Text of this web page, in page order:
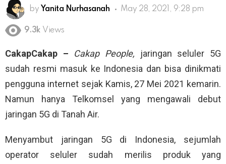
by Yanita Nurhasanah May 28, 2021, 9:28 pm
9.3k Views
CakapCakap – Cakap People,
jaringan seluler 5G
sudah resmi masuk ke Indonesia dan bisa dinikmati
pengguna internet sejak Kamis, 27 Mei 2021 kemarin.
Namun hanya Telkomsel yang mengawali debut
jaringan 5G di Tanah Air.
Menyambut jaringan 5G di Indonesia, sejumlah
operator seluler sudah merilis produk yang